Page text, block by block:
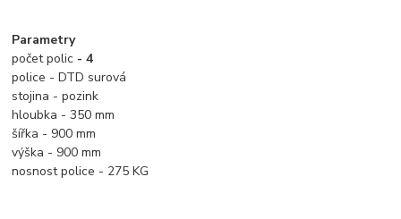
Parametry
počet polic - 4
police - DTD surová
stojina - pozink
hloubka - 350 mm
šířka - 900 mm
výška - 900 mm
nosnost police - 275 KG